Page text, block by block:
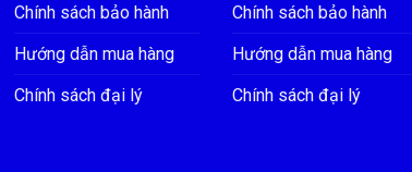
Chính sách bảo hành
Hướng dẫn mua hàng
Chính sách đại lý
Chính sách bảo hành
Hướng dẫn mua hàng
Chính sách đại lý